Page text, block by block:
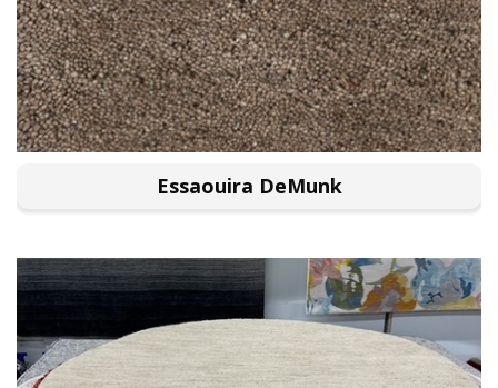
Essaouira DeMunk